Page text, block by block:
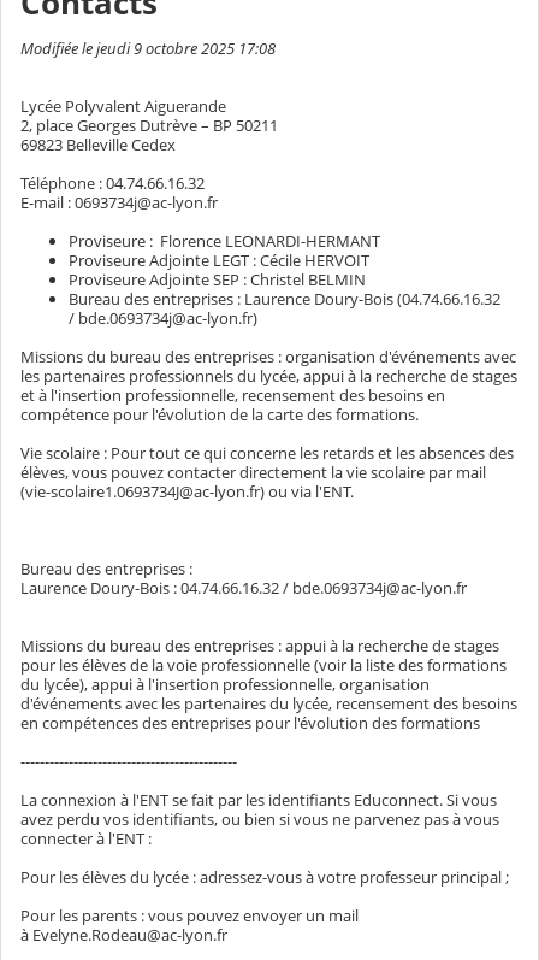
Modifiée le jeudi 9 octobre 2025 17:08
Lycée Polyvalent Aiguerande
2, place Georges Dutrève – BP 50211
69823 Belleville Cedex
Téléphone : 04.74.66.16.32
E-mail : 0693734j@ac-lyon.fr
Proviseure : Florence LEONARDI-HERMANT
Proviseure Adjointe LEGT : Cécile HERVOIT
Proviseure Adjointe SEP : Christel BELMIN
Bureau des entreprises : Laurence Doury-Bois (04.74.66.16.32
/ bde.0693734j@ac-lyon.fr)
Missions du bureau des entreprises : organisation d'événements avec
les partenaires professionnels du lycée, appui à la recherche de stages
et à l'insertion professionnelle, recensement des besoins en
compétence pour l'évolution de la carte des formations.
Vie scolaire : Pour tout ce qui concerne les retards et les absences des
élèves, vous pouvez contacter directement la vie scolaire par mail
(vie-scolaire1.0693734J@ac-lyon.fr) ou via l'ENT.
Bureau des entreprises :
Laurence Doury-Bois : 04.74.66.16.32 / bde.0693734j@ac-lyon.fr
Missions du bureau des entreprises : appui à la recherche de stages
pour les élèves de la voie professionnelle (voir la liste des formations
du lycée), appui à l'insertion professionnelle, organisation
d'événements avec les partenaires du lycée, recensement des besoins
en compétences des entreprises pour l'évolution des formations
---------------------------------------------
La connexion à l'ENT se fait par les identifiants Educonnect. Si vous
avez perdu vos identifiants, ou bien si vous ne parvenez pas à vous
connecter à l'ENT :
Pour les élèves du lycée : adressez-vous à votre professeur principal ;
Pour les parents : vous pouvez envoyer un mail
à Evelyne.Rodeau@ac-lyon.fr